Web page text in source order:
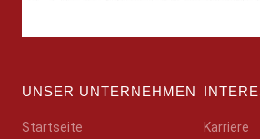
UNSER UNTERNEHMEN
Startseite
Karriere